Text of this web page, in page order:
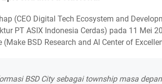
(CEO Digital Tech Ecosystem and
PT ASIX Indonesia Cerdas) pada 11 Mei
BSD Research and AI Center of
BSD City sebagai township masa